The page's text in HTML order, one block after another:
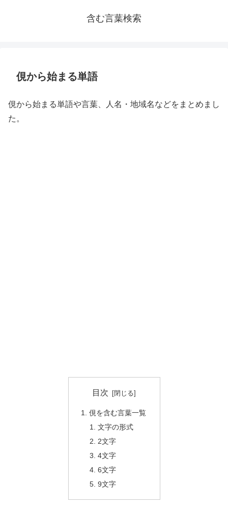
含む言葉検索
俔から始まる単語
俔から始まる単語や言葉、人名・地域名などをまとめまし
た。
目次
俔を含む言葉一覧
文字の形式
2文字
4文字
6文字
9文字